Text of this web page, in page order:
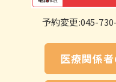
予約変更:045-
医療関係者